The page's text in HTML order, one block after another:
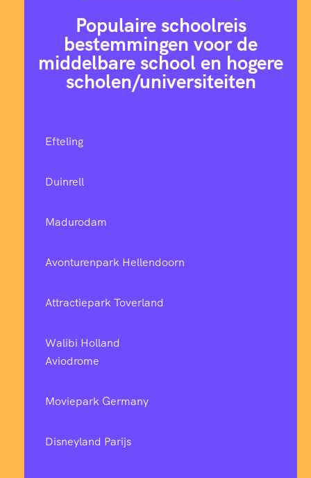
Populaire schoolreis
bestemmingen voor de
middelbare school en hogere
scholen/universiteiten
Efteling
Duinrell
Madurodam
Avonturenpark Hellendoorn
Attractiepark Toverland
Walibi Holland
Aviodrome
Moviepark Germany
Disneyland Parijs